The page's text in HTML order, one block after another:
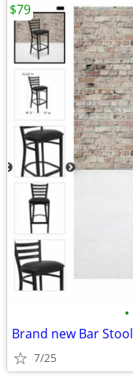
•
7/25
$79